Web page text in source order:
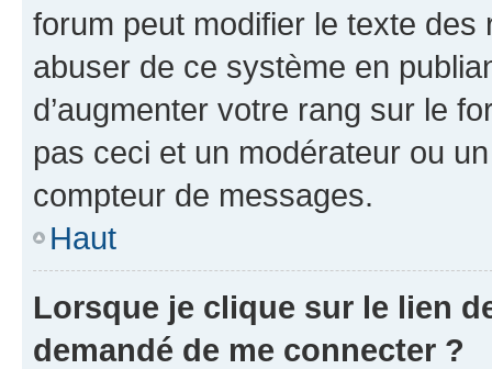
forum peut modifier le texte
abuser de ce système en
d’augmenter votre rang sur le
pas ceci et un modérateur ou
compteur de messages.
Haut
Lorsque je clique sur le lien
demandé de me connecter ?